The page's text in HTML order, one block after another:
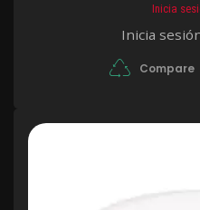
Inicia
Inicia
Compare